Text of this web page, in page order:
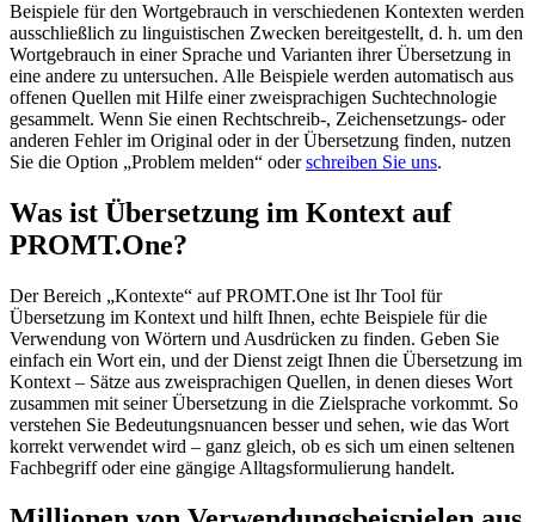
Beispiele für den Wortgebrauch in verschiedenen Kontexten werden
ausschließlich zu linguistischen Zwecken bereitgestellt, d. h. um den
Wortgebrauch in einer Sprache und Varianten ihrer Übersetzung in
eine andere zu untersuchen. Alle Beispiele werden automatisch aus
offenen Quellen mit Hilfe einer zweisprachigen Suchtechnologie
gesammelt. Wenn Sie einen Rechtschreib-, Zeichensetzungs- oder
anderen Fehler im Original oder in der Übersetzung finden, nutzen
Sie die Option „Problem melden“ oderschreiben Sie uns.
Was ist Übersetzung im Kontext auf
PROMT.One?
Der Bereich „Kontexte“ auf PROMT.One ist Ihr Tool für
Übersetzung im Kontext und hilft Ihnen, echte Beispiele für die
Verwendung von Wörtern und Ausdrücken zu finden. Geben Sie
einfach ein Wort ein, und der Dienst zeigt Ihnen die Übersetzung im
Kontext – Sätze aus zweisprachigen Quellen, in denen dieses Wort
zusammen mit seiner Übersetzung in die Zielsprache vorkommt. So
verstehen Sie Bedeutungsnuancen besser und sehen, wie das Wort
korrekt verwendet wird – ganz gleich, ob es sich um einen seltenen
Fachbegriff oder eine gängige Alltagsformulierung handelt.